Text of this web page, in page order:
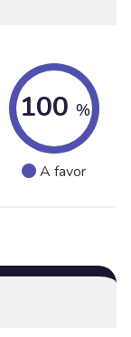
100 %
A favor